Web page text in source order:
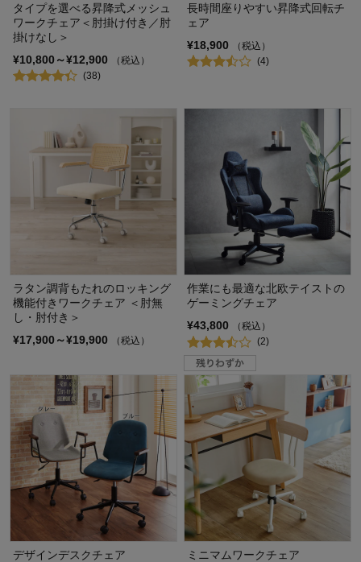
タイプを選べる昇降式メッシュ
ワークチェア＜肘掛け付き／肘
掛けなし＞
¥10,800～¥12,900
（税込）
(38)
長時間座りやすい昇降式回転チ
ェア
¥18,900
（税込）
(4)
ラタン調背もたれのロッキング
機能付きワークチェア ＜肘無
し・肘付き＞
¥17,900～¥19,900
（税込）
作業にも最適な北欧テイストの
ゲーミングチェア
¥43,800
（税込）
(2)
デザインデスクチェア
ミニマムワークチェア